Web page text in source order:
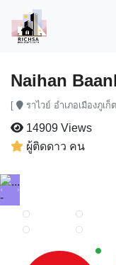
Naihan
[ ราไวย์ อำเภอเมืองภูเก็
14909 Views
ผู้ติดดาว คน
Previous